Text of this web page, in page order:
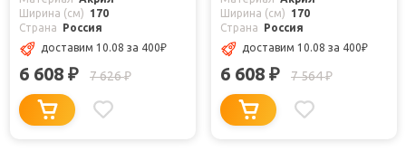
Ширина (см)
170
Страна
Россия
доставим 10.08 за 400₽
6 608 ₽ 7 626₽
Ширина (см)
170
Страна
Россия
доставим 10.08 за 400₽
6 608 ₽ 7 564₽